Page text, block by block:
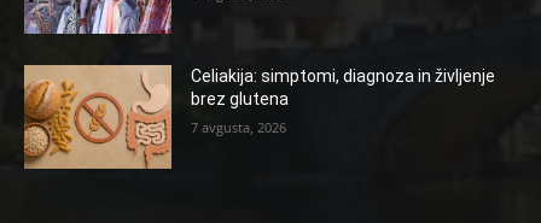
Celiakija: simptomi, diagnoza in življenje
brez glutena
7 avgusta, 2026